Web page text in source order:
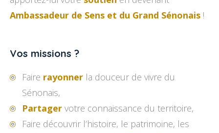
Ambassadeur de Sens et du Grand Sénonais !
Vos missions ?
Faire rayonner la douceur de vivre du
Sénonais,
Partager votre connaissance du territoire,
Faire découvrir l’histoire, le patrimoine, les